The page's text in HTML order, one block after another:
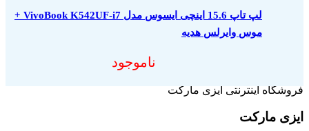
لپ تاپ 15.6 اینچی ایسوس مدل VivoBook K542UF-i7 +
موس وایرلس هدیه
ناموجود
فروشگاه اینترنتی ایزی مارکت
ایزی مارکت